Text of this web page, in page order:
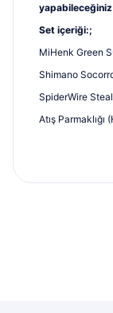
Set içeriği:;
MiHenk Green
Shimano
SpiderWire
Atış Parmaklığı